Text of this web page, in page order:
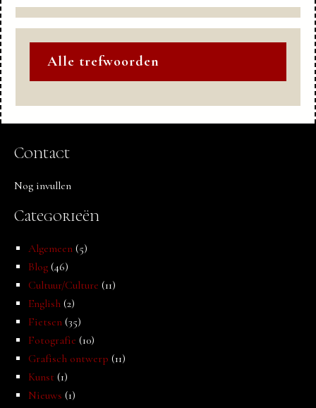
Alle trefwoorden
Contact
Nog invullen
Categorieën
Algemeen (5)
Blog (46)
Cultuur/Culture (11)
English (2)
Fietsen (35)
Fotografie (10)
Grafisch ontwerp (11)
Kunst (1)
Nieuws (1)